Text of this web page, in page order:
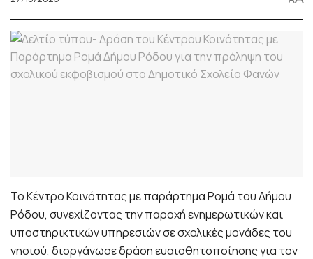
Το Κέντρο Κοινότητας με παράρτημα Ρομά του Δήμου
Ρόδου, συνεχίζοντας την παροχή ενημερωτικών και
υποστηρικτικών υπηρεσιών σε σχολικές μονάδες του
νησιού, διοργάνωσε δράση ευαισθητοποίησης για τον